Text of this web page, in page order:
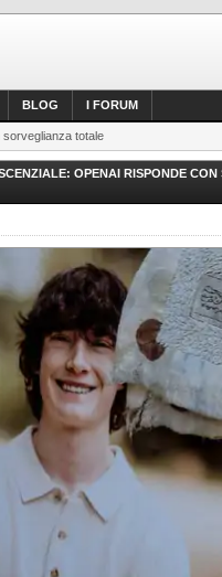
BLOG I FORUM
totale
OPENAI RISPONDE